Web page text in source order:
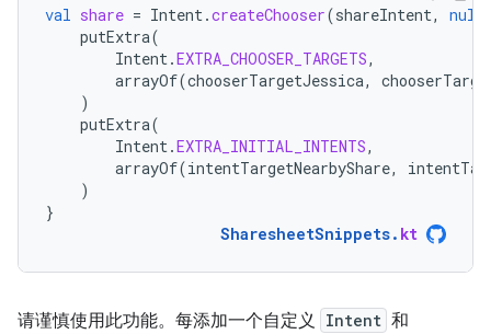
val share = Intent .createChooser(shareIntent, null
putExtra(
Intent .EXTRA_CHOOSER_TARGETS,
arrayOf(chooserTargetJessica,
)
putExtra(
Intent .EXTRA_INITIAL_INTENTS,
arrayOf(intentTargetNearbyShare,
)
}
SharesheetSnippets. kt
请谨慎使用此功能。每添加一个自定义 Intent 和